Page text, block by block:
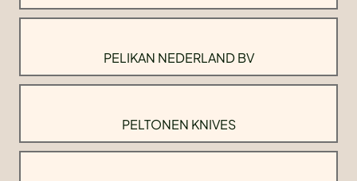
PELIKAN NEDERLAND BV
PELTONEN KNIVES